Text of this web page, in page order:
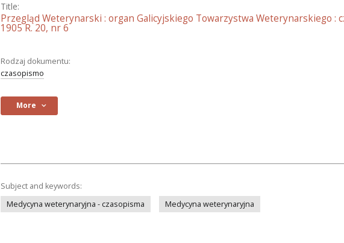
Title:
Przegląd Weterynarski : organ Galicyjskiego Towarzystwa Weterynarskiego :
1905 R. 20, nr 6
Rodzaj dokumentu:
czasopismo
More
Subject and keywords:
Medycyna weterynaryjna - czasopisma
Medycyna weterynaryjna